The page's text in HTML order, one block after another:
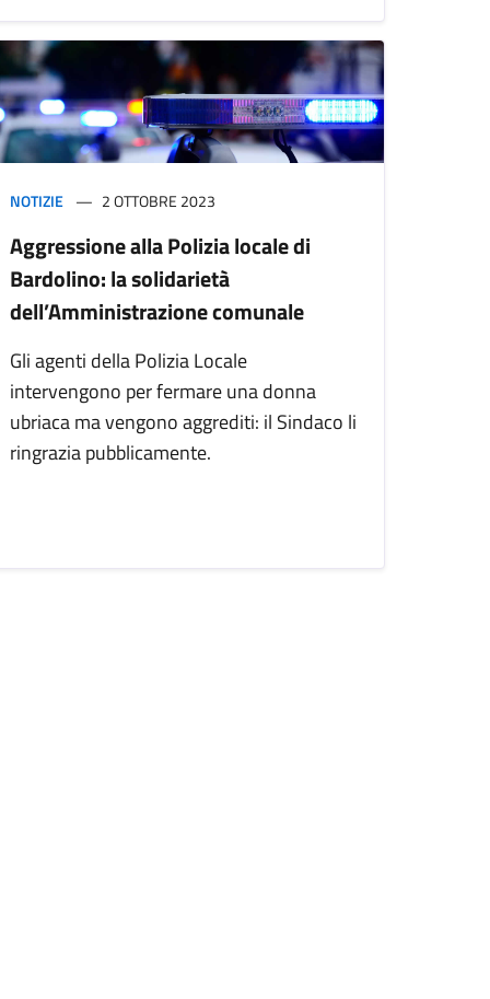
NOTIZIE 2 OTTOBRE 2023
Aggressione alla Polizia locale di
Bardolino: la solidarietà
dell’Amministrazione comunale
Gli agenti della Polizia Locale
intervengono per fermare una donna
ubriaca ma vengono aggrediti: il Sindaco li
ringrazia pubblicamente.